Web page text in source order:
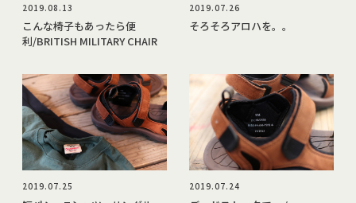
2019.08.13
こんな椅子もあったら便
利/BRITISH MILITARY CHAIR
2019.07.26
そろそろアロハを。。
2019.07.25 2019.07.24